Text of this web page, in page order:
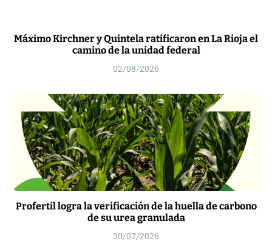
Máximo Kirchner y Quintela ratificaron en La Rioja el
camino de la unidad federal
02/08/2026
Profertil logra la verificación de la huella de carbono
de su urea granulada
30/07/2026